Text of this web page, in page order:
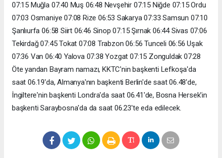
07:15 Muğla 07:40 Muş 06:48 Nevşehir 07:15 Niğde 07:15 Ordu
07:03 Osmaniye 07:08 Rize 06:53 Sakarya 07:33 Samsun 07:10
Şanlıurfa 06:58 Siirt 06:46 Sinop 07:15 Şırnak 06:44 Sivas 07:06
Tekirdağ 07:45 Tokat 07:08 Trabzon 06:56 Tunceli 06:56 Uşak
07:36 Van 06:40 Yalova 07:38 Yozgat 07:15 Zonguldak 07:28
Öte yandan Bayram namazı, KKTC'nin başkenti Lefkoşa'da
saat 06.19'da, Almanya'nın başkenti Berlin'de saat 06.48'de,
İngiltere'nin başkenti Londra'da saat 06.41'de, Bosna Hersek'in
başkenti Saraybosna'da da saat 06.23'te eda edilecek.